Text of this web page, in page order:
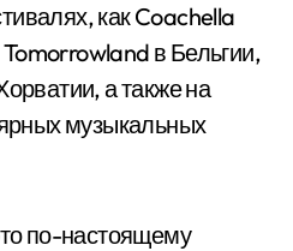
как Coachella
в Бельгии,
а также на
музыкальных
по-настоящему